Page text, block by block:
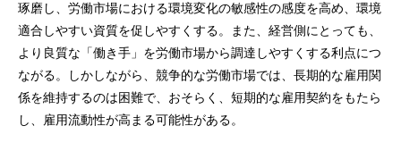
琢磨し、労働市場における環境変化の敏感性の感度を高め、環境
適合しやすい資質を促しやすくする。また、経営側にとっても、
より良質な「働き手」を労働市場から調達しやすくする利点につ
ながる。しかしながら、競争的な労働市場では、長期的な雇用関
係を維持するのは困難で、おそらく、短期的な雇用契約をもたら
し、雇用流動性が高まる可能性がある。